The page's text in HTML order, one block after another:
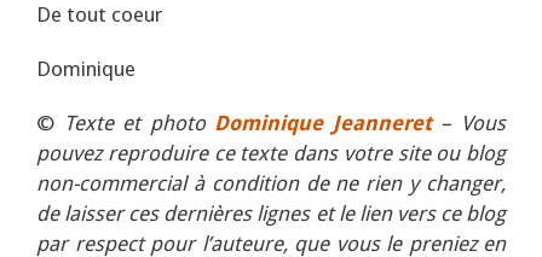
De tout coeur
Dominique
© Texte et photo Dominique Jeanneret– Vous
pouvez reproduire ce texte dans votre site ou blog
non-commercial à condition de ne rien y changer,
de laisser ces dernières lignes et le lien vers ce blog
par respect pour l’auteure, que vous le preniez en